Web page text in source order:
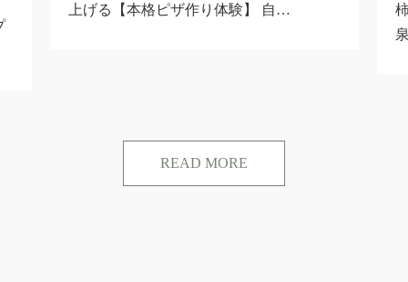
柿渋の染料で染められた手ぬぐいを温
READ MORE